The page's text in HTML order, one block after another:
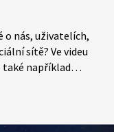
o nás, uživatelích,
sítě? Ve videu
také například